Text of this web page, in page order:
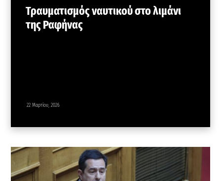
Τραυματισμός ναυτικού στο λιμάνι
της Ραφήνας
22 Μαρτίου, 2026